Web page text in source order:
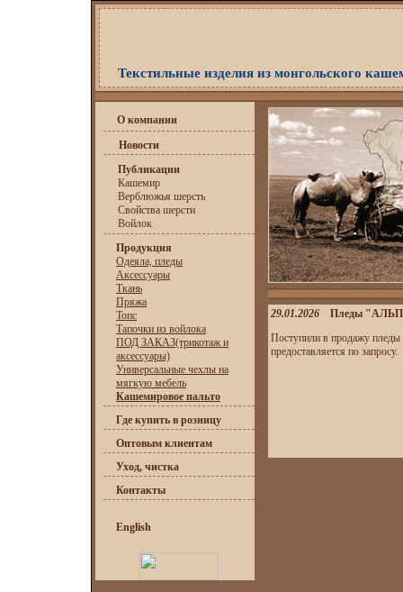
Текстильные изделия из монгольского
О компании
Новости
Публикации
Кашемир
Верблюжья шерсть
Свойства шерсти
Войлок
Продукция
Одеяла, пледы
Аксессуары
Ткань
Пряжа
Топс
Тапочки из войлока
ПОД ЗАКАЗ(трикотаж и
аксессуары)
Универсальные чехлы на
мягкую мебель
Кашемировое пальто
Где купить в розницу
Оптовым клиентам
Уход, чистка
Контакты
English
29.01.2026
Пледы
Поступили в продажу
предоставляется по запросу.